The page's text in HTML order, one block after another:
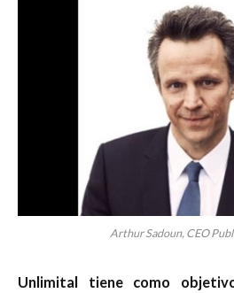
Arthur Sadoun, CEO
Unlimital tiene como